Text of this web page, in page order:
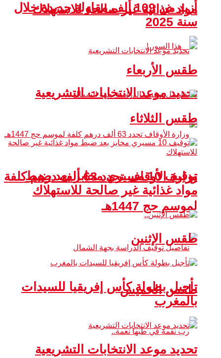
مواد غذائية غير صالحة للاستهلاك
تحديد موعد الانتخابات التشريعية
وزارة الأوقاف تحدد 63 ألف درهم كلفة
لموسم حج 1447هـ
طقس الخميس
أزيد من 109 ألف مقاولة جديدة خلال
سنة 2025
طقس الأربعاء
طقس الثلاثاء
توقيف 10 مسيري مخابز بعد ضبط
مواد غذائية غير صالحة للاستهلاك
طقس الإثنين
تأجيل بطولة كأس إفريقيا للسيدات
بالمغرب
تحديد موعد الانتخابات التشريعية